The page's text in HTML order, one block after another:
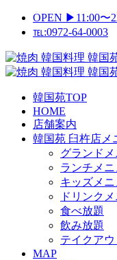
Skip
content
OPEN ▶11:00〜
℡:0972-64-0003
Primary
韓国苑TOP
HOME
店舗案内
韓国苑 臼杵店メ
グランド
ランチメニ
キッズメニ
ドリンク
食べ放題
飲み放題
テイクア
MAP